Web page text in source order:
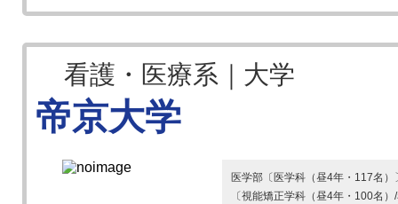
看護・医療系｜大学
帝京大学
医学部〔医学科（昼4年・117名
〔視能矯正学科（昼4年・100名